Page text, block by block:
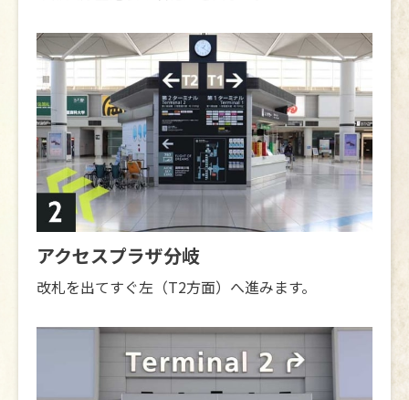
アクセスプラザ分岐
改札を出てすぐ左（T2方面）へ進みます。